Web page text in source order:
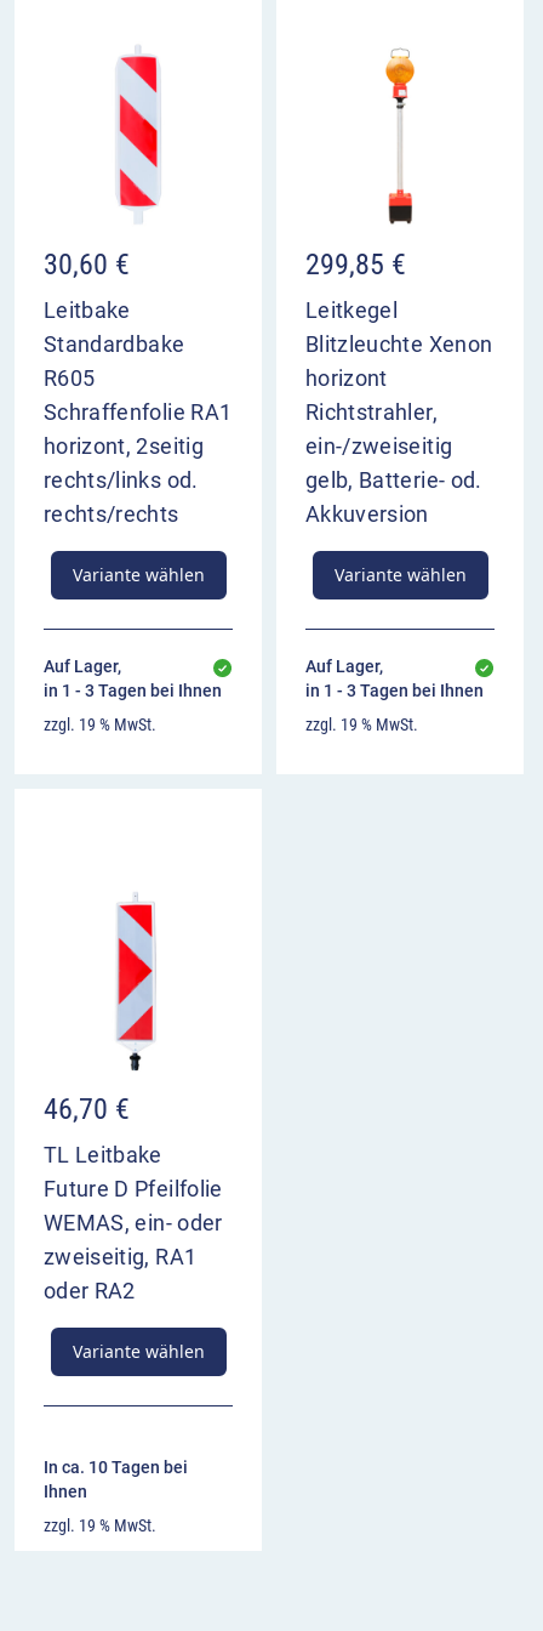
Containerkennzeichnungsfolie, lässt sich
die Warnmarkierung leicht auf die Wände der
Container aus Stahl, Aluminium oder Kunststoff
aufkleben.
30,60 €
Leitbake
Standardbake
R605
Schraffenfolie RA1
horizont, 2seitig
rechts/links od.
rechts/rechts
Variante wählen
Auf Lager,
in 1 - 3 Tagen bei Ihnen
zzgl. 19 % MwSt.
299,85 €
Leitkegel
Blitzleuchte Xenon
horizont
Richtstrahler,
ein-/zweiseitig
gelb, Batterie- od.
Akkuversion
Variante wählen
Auf Lager,
in 1 - 3 Tagen bei Ihnen
zzgl. 19 % MwSt.
46,70 €
TL Leitbake
Future D Pfeilfolie
WEMAS, ein- oder
zweiseitig, RA1
oder RA2
Variante wählen
In ca. 10 Tagen bei
Ihnen
zzgl. 19 % MwSt.